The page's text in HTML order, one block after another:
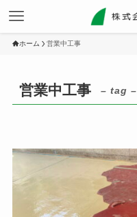
ホーム 営業中工事
営業中工事 – tag –